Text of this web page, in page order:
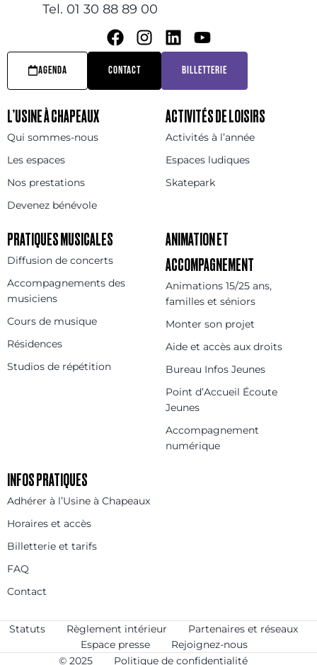
Tel. 01 30 88 89 00
AGENDA CONTACT BILLETTERIE
L’USINE À CHAPEAUX
Qui sommes-nous
Les espaces
Nos prestations
Devenez bénévole
ACTIVITÉS DE LOISIRS
Activités à l’année
Espaces ludiques
Skatepark
PRATIQUES MUSICALES
Diffusion de concerts
Accompagnements des
musiciens
Cours de musique
Résidences
Studios de répétition
ANIMATION ET
ACCOMPAGNEMENT
Animations 15/25 ans,
familles et séniors
Monter son projet
Aide et accès aux droits
Bureau Infos Jeunes
Point d’Accueil Écoute
Jeunes
Accompagnement
numérique
INFOS PRATIQUES
Adhérer à l’Usine à Chapeaux
Horaires et accès
Billetterie et tarifs
FAQ
Contact
Statuts Règlement intérieur
Partenaires et réseaux
Espace presse
Rejoignez-nous
© 2025
Politique de confidentialité